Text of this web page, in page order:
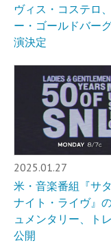
ヴィス・コステロ
ー・ゴールドバー
演決定
2025.01.27
米・音楽番組『サ
ナイト・ライヴ』
ュメンタリー、ト
公開